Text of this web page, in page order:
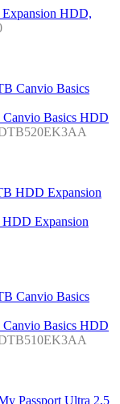
HDD,
Basics HDD
Expansion
Basics HDD